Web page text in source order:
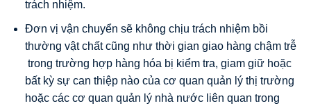
trách nhiệm.
Đơn vị vận chuyển sẽ không chịu trách nhiệm bồi
thường vật chất cũng như thời gian giao hàng chậm trễ
trong trường hợp hàng hóa bị kiểm tra, giam giữ hoặc
bất kỳ sự can thiệp nào của cơ quan quản lý thị trường
hoặc các cơ quan quản lý nhà nước liên quan trong